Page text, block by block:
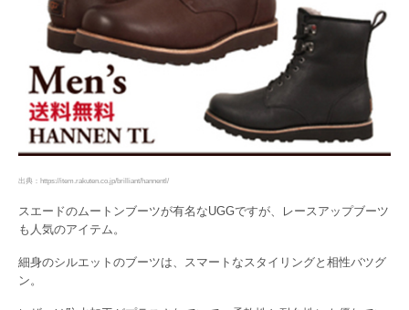
出典：https://item.rakuten.co.jp/brilliant/hannentl/
スエードのムートンブーツが有名なUGGですが、レースアップブーツ
も人気のアイテム。
細身のシルエットのブーツは、スマートなスタイリングと相性バツグ
ン。